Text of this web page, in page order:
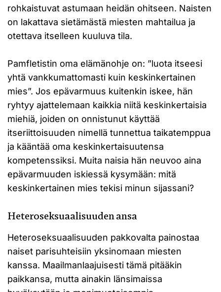
rohkaistuvat astumaan heidän ohitseen. Naisten
on lakattava sietämästä miesten mahtailua ja
otettava itselleen kuuluva tila.
Pamfletistin oma elämänohje on: ”luota itseesi
yhtä vankkumattomasti kuin keskinkertainen
mies”. Jos epävarmuus kuitenkin iskee, hän
ryhtyy ajattelemaan kaikkia niitä keskinkertaisia
miehiä, joiden on onnistunut käyttää
itseriittoisuuden nimellä tunnettua taikatemppua
ja kääntää oma keskinkertaisuutensa
kompetenssiksi. Muita naisia hän neuvoo aina
epävarmuuden iskiessä kysymään: mitä
keskinkertainen mies tekisi minun sijassani?
Heteroseksuaalisuuden ansa
Heteroseksuaalisuuden pakkovalta painostaa
naiset parisuhteisiin yksinomaan miesten
kanssa. Maailmanlaajuisesti tämä pitääkin
paikkansa, mutta ainakin länsimaissa